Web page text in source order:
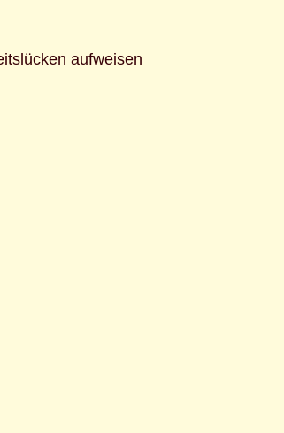
aufweisen